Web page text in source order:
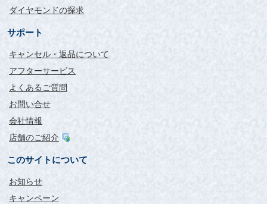
ダイヤモンドの探求
サポート
キャンセル・返品について
アフターサービス
よくあるご質問
お問い合せ
会社情報
店舗のご紹介
このサイトについて
お知らせ
キャンペーン